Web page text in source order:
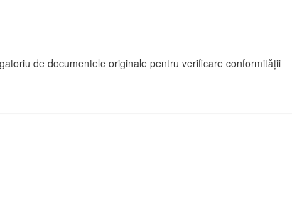
de documentele originale pentru verificare conformității